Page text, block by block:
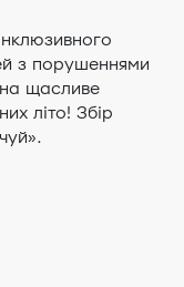
з порушеннями
щасливе
літо! Збір